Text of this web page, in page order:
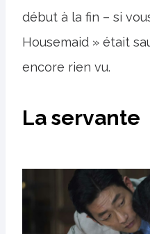
début à la fin – si
Housemaid » était
encore rien vu.
La servante